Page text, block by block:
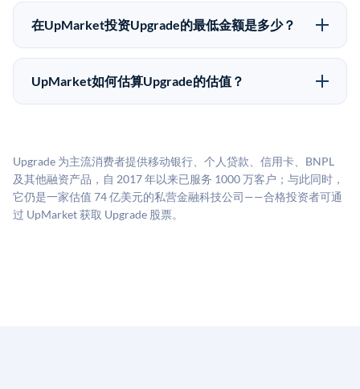
理合规、文件和结算事宜。
售给其他买家，或持有直到公司完成IPO或被收购。两
市场条件。任何退出的时间都是不可预测的，投资者应
做好多年持有的准备。
在UpMarket投资Upgrade的最低金额是多少？
UpMarket上大多数Pre-IPO产品的最低投资金额为
50,000美元。具体金额可能因产品和股份供应情况而有
UpMarket如何估算Upgrade的估值？
司可比倍数应用私有公司折扣，以反映流动性不足和信
息不对称。此估值不构成投资建议，可能与实际交易价
格存在重大差异。
Upgrade 为主流消费者提供移动银行、个人贷款、信用卡、BNPL
及其他融资产品，自 2017 年以来已服务 1000 万客户；与此同时，
它仍是一家估值 74 亿美元的私营金融科技公司——合格投资者可通
过 UpMarket 获取 Upgrade 股票。